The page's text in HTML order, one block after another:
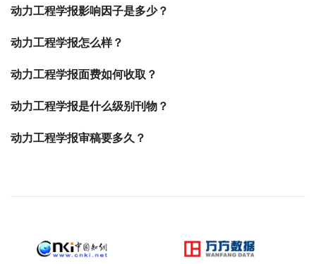
动力工程学报影响因子是多少？
动力工程学报怎么样？
动力工程学报面费如何收取？
动力工程学报是什么级别刊物？
动力工程学报审稿要多久？